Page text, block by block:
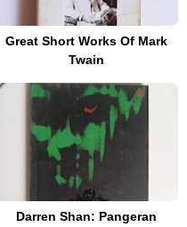
Great Short Works Of Mark
Twain
Darren Shan: Pangeran